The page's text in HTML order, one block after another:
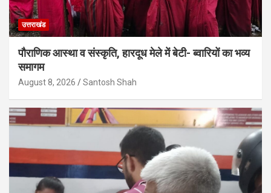
उत्तराखंड
पौराणिक आस्था व संस्कृति, हारदूध मेले में बेटी- ब्वारियों का भव्य
समागम
August 8, 2026 Santosh Shah